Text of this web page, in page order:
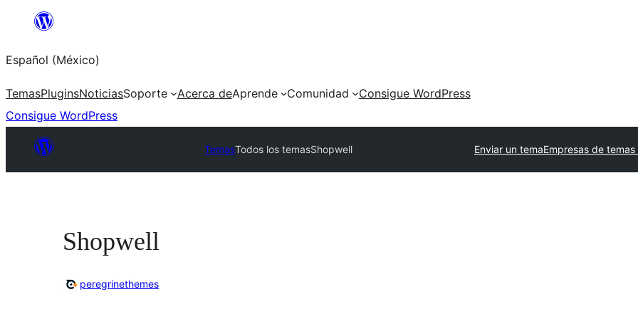
Saltar
contenido
Español (México)
TemasPluginsNoticiasSoporte Acerca deAprende Comunidad
Consigue WordPress
Consigue WordPress
TemasTodos los temasShopwell Enviar un temaEmpresas de
Shopwell
peregrinethemes